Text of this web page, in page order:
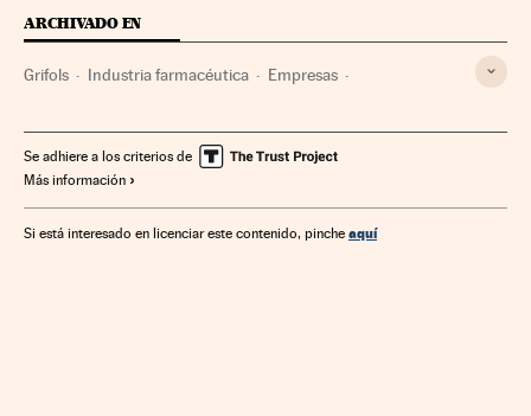
ARCHIVADO EN
Grifols Industria farmacéutica Empresas
Farmacia Medicina Salud
Se adhiere a los criterios de
Más información
Si está interesado en licenciar este contenido, pinche aquí